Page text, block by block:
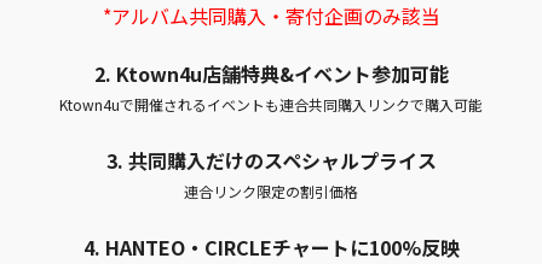
*アルバム共同購入・寄付企画のみ該当
2. Ktown4u店舗特典&イベント参加可能
Ktown4uで開催されるイベントも連合共同購入リンクで購入可能
3. 共同購入だけのスペシャルプライス
連合リンク限定の割引価格
4. HANTEO・CIRCLEチャートに100%反映